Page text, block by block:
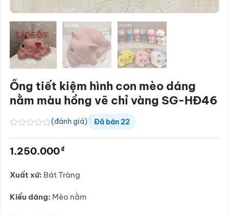
Ống tiết kiệm hình con mèo dáng
nằm màu hồng vẽ chỉ vàng SG-HĐ46
hạng
sao
(đánh giá) Đã bán22
1.250.000₫
Xuất xứ: Bát Tràng
Kiểu dáng: Mèo nằm